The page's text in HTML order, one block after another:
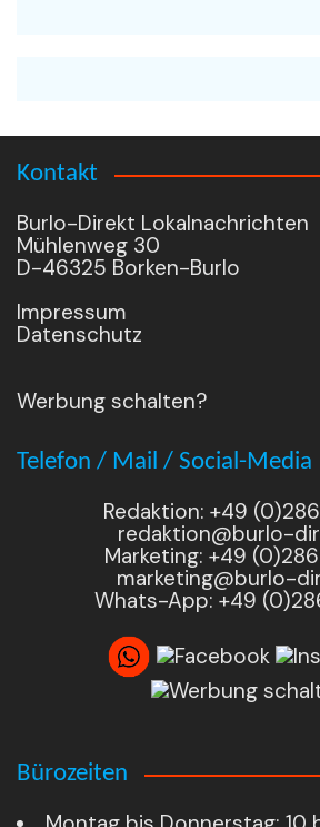
Kontakt
Burlo-Direkt Lokalnachrichten
Mühlenweg 30
D-46325 Borken-Burlo
Impressum
Datenschutz
Werbung schalten?
Telefon / Mail / Social-Media
Redaktion: +49
redaktion@burlo-
Marketing: +49
marketing@burlo-
Whats-App: +49
Bürozeiten